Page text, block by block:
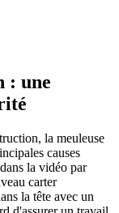
: une
la meuleuse
causes
la vidéo par
carter
la tête avec un